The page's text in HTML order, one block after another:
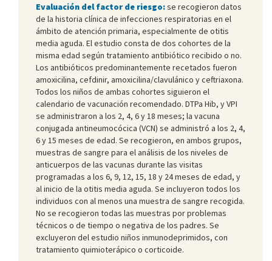
Evaluación del factor de riesgo:se recogieron datos
de la historia clínica de infecciones respiratorias en el
ámbito de atención primaria, especialmente de otitis
media aguda. El estudio consta de dos cohortes de la
misma edad según tratamiento antibiótico recibido o no.
Los antibióticos predominantemente recetados fueron
amoxicilina, cefdinir, amoxicilina/clavulánico y ceftriaxona.
Todos los niños de ambas cohortes siguieron el
calendario de vacunación recomendado. DTPa Hib, y VPI
se administraron a los 2, 4, 6 y 18 meses; la vacuna
conjugada antineumocócica (VCN) se administró a los 2, 4,
6 y 15 meses de edad. Se recogieron, en ambos grupos,
muestras de sangre para el análisis de los niveles de
anticuerpos de las vacunas durante las visitas
programadas a los 6, 9, 12, 15, 18 y 24 meses de edad, y
al inicio de la otitis media aguda. Se incluyeron todos los
individuos con al menos una muestra de sangre recogida.
No se recogieron todas las muestras por problemas
técnicos o de tiempo o negativa de los padres. Se
excluyeron del estudio niños inmunodeprimidos, con
tratamiento quimioterápico o corticoide.